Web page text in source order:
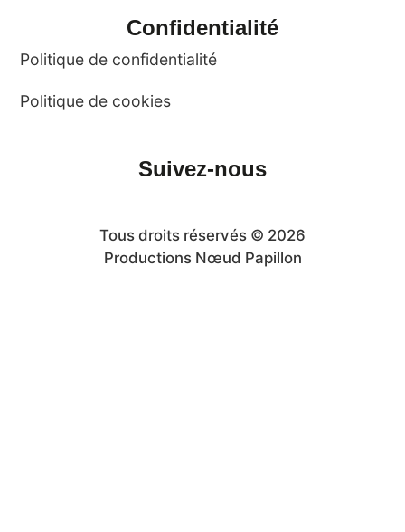
Confidentialité
Politique de confidentialité
Politique de cookies
Suivez-nous
Tous droits réservés © 2026
Productions Nœud Papillon